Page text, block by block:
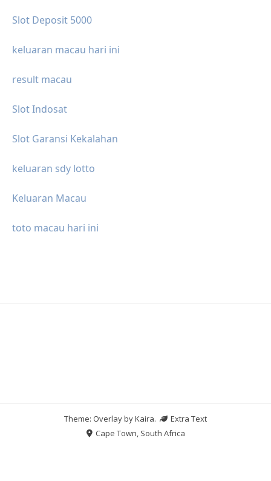
Slot Deposit 5000
keluaran macau hari ini
result macau
Slot Indosat
Slot Garansi Kekalahan
keluaran sdy lotto
Keluaran Macau
toto macau hari ini
Theme: Overlay byKaira.
Extra Text
Cape Town, South Africa